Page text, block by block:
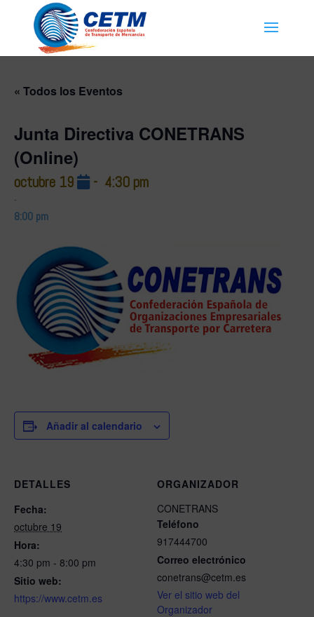
« Todos los Eventos
Junta Directiva CONETRANS
(Online)
octubre 19 - 4:30 pm
-
8:00 pm
Añadir al calendario
DETALLES
Fecha:
octubre 19
Hora:
4:30 pm - 8:00 pm
Sitio web:
https://www.cetm.es
ORGANIZADOR
CONETRANS
Teléfono
917444700
Correo electrónico
conetrans@cetm.es
Ver el sitio web del
Organizador